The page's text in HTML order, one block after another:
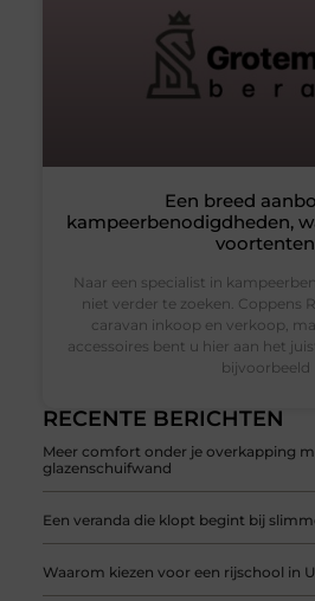
RECENTE BERICHTEN
Meer comfort onder je overkapping
glazenschuifwand
Een veranda die klopt begint bij
Waarom kiezen voor een rijschool in
Een breed
kampeerbenodigdheden,
voortenten
Naar een specialist in
niet verder te zoeken. Coppens
caravan inkoop en verkoop,
accessoires bent u hier aan het
bijvoorbeeld